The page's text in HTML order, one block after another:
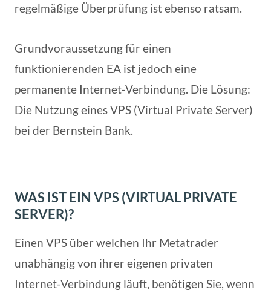
regelmäßige Überprüfung ist ebenso ratsam.
Grundvoraussetzung für einen
funktionierenden EA ist jedoch eine
permanente Internet-Verbindung. Die Lösung:
Die Nutzung eines VPS (Virtual Private Server)
bei der Bernstein Bank.
WAS IST EIN VPS (VIRTUAL PRIVATE
SERVER)?
Einen VPS über welchen Ihr Metatrader
unabhängig von ihrer eigenen privaten
Internet-Verbindung läuft, benötigen Sie, wenn